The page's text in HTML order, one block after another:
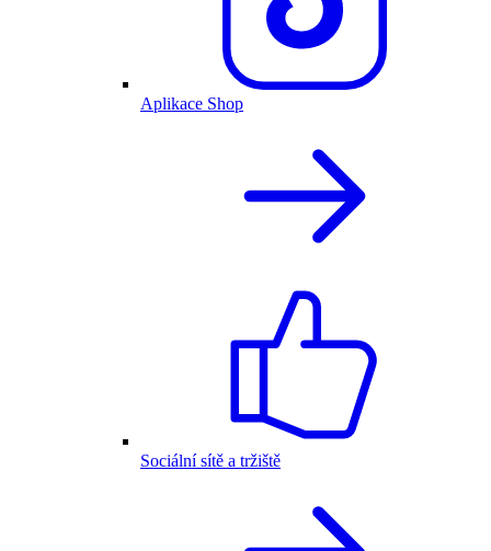
Aplikace Shop
Sociální sítě a tržiště